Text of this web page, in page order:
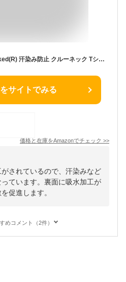
[ナノ・ユニバース] Anti Soaked(R) 汗染み防止 クルーネック Tシャツ メンズ 汗じみ防止 汗じみ防止tシャツ M ホワイト
サイトでみる
価格と在庫をAmazonでチェック >>
されているので、汗染みなど
ています。裏面に吸水加工が
促進します。
めコメント（2件）